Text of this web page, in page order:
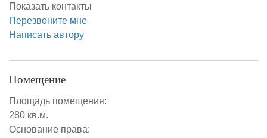
Показать контакты
Перезвоните мне
Написать автору
Помещение
Площадь помещения:
280 кв.м.
Основание права: